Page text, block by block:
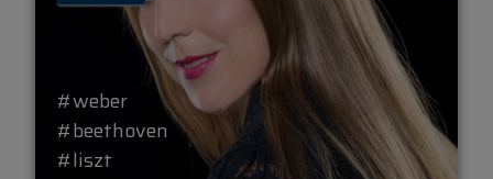
#weber
#beethoven
#liszt